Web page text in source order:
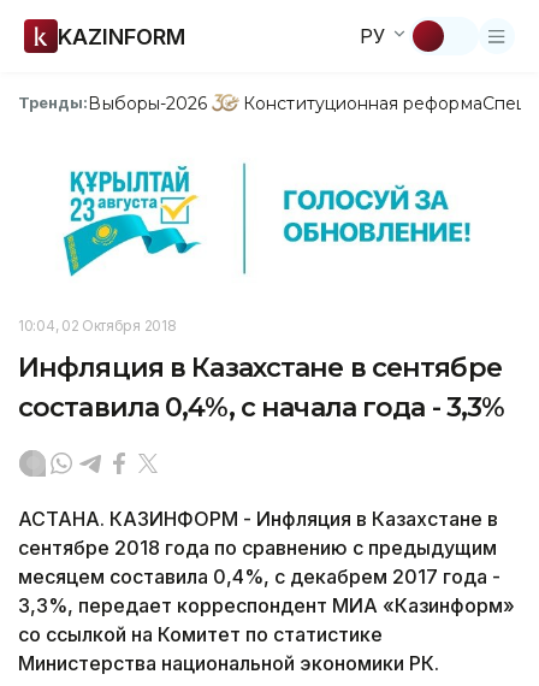
KAZINFORM РУ
Тренды:Выборы-2026 Конституционная реформа
10:04, 02 Октября 2018
Инфляция в Казахстане в сентябре
составила 0,4%, с начала года - 3,3%
АСТАНА. КАЗИНФОРМ - Инфляция в Казахстане в
сентябре 2018 года по сравнению с предыдущим
месяцем составила 0,4%, с декабрем 2017 года -
3,3%, передает корреспондент МИА «Казинформ»
со ссылкой на Комитет по статистике
Министерства национальной экономики РК.